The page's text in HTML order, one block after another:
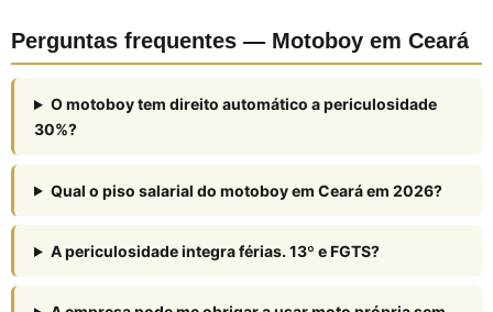
Perguntas frequentes — Motoboy em Ceará
O motoboy tem direito automático a periculosidade
30%?
Qual o piso salarial do motoboy em Ceará em 2026?
A periculosidade integra férias. 13º e FGTS?